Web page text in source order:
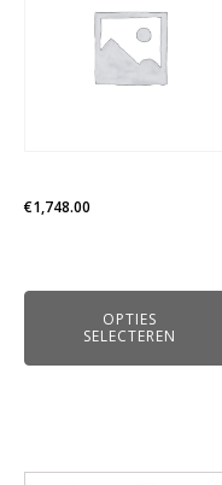
€1,748.00
OPTIES
SELECTEREN
meerdere
variaties.
gekozen
de
productpagina